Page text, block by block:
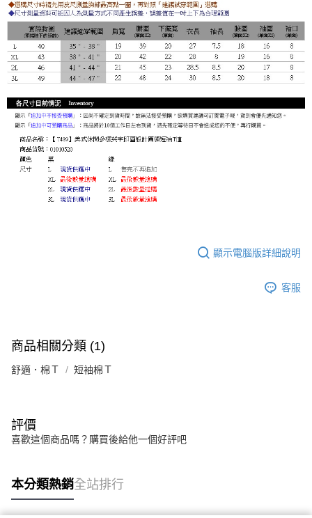
顯示電腦版詳細說明
客服
商品相關分類 (1)
舒適．棉Ｔ 短袖棉Ｔ
評價
喜歡這個商品嗎？購買後給他一個好評吧
本分類熱銷全站排行